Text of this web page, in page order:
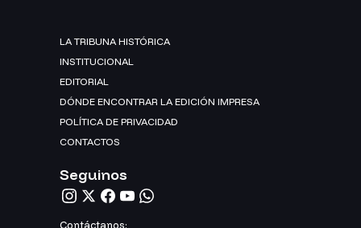
LA TRIBUNA HISTÓRICA
INSTITUCIONAL
EDITORIAL
DÓNDE ENCONTRAR LA EDICIÓN IMPRESA
POLÍTICA DE PRIVACIDAD
CONTACTOS
Seguinos
Contáctanos: